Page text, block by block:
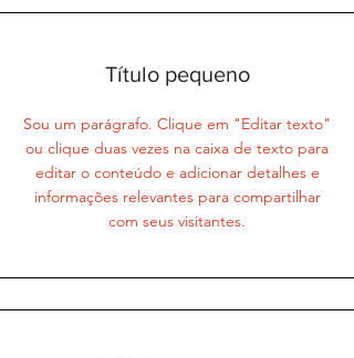
Título pequeno
Sou um parágrafo. Clique em "Editar texto"
ou clique duas vezes na caixa de texto para
editar o conteúdo e adicionar detalhes e
informações relevantes para compartilhar
com seus visitantes.